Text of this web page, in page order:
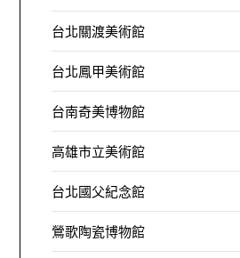
台北關渡美術館
台北鳳甲美術館
台南奇美博物館
高雄市立美術館
台北國父紀念館
鶯歌陶瓷博物館